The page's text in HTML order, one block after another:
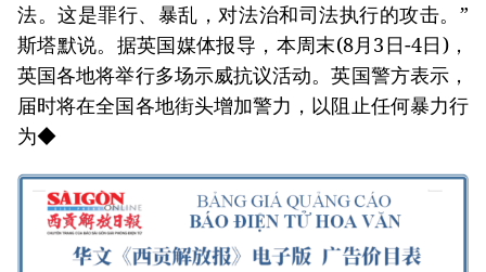
法。这是罪行、暴乱，对法治和司法执行的攻击。”
斯塔默说。据英国媒体报导，本周末(8月3日-4日)，
英国各地将举行多场示威抗议活动。英国警方表示，
届时将在全国各地街头增加警力，以阻止任何暴力行
为◆